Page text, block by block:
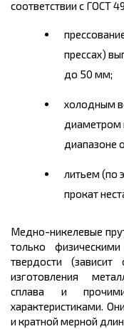
соответствии с ГОСТ
прессах)
до 50 мм;
холодным
диаметром
диапазоне
литьем (по
прокат
Медно-никелевые
только
твердости
изготовления
сплава и прочими
характеристиками.
и кратной мерной